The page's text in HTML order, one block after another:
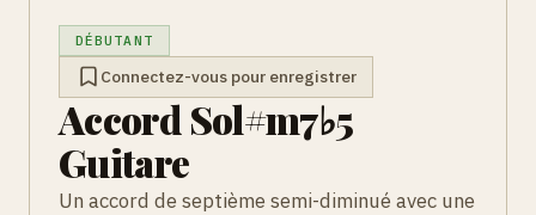
DÉBUTANT
Connectez-vous pour enregistrer
Accord Sol#m7♭5
Guitare
Un accord de septième semi-diminué avec une